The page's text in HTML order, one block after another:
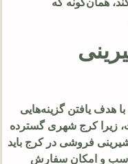
همان‌گونه که
هدف یافتن گزینه‌هایی
زیرا کرج شهری گسترده
شیرینی فروشی در کرج باید
و امکان سفارش